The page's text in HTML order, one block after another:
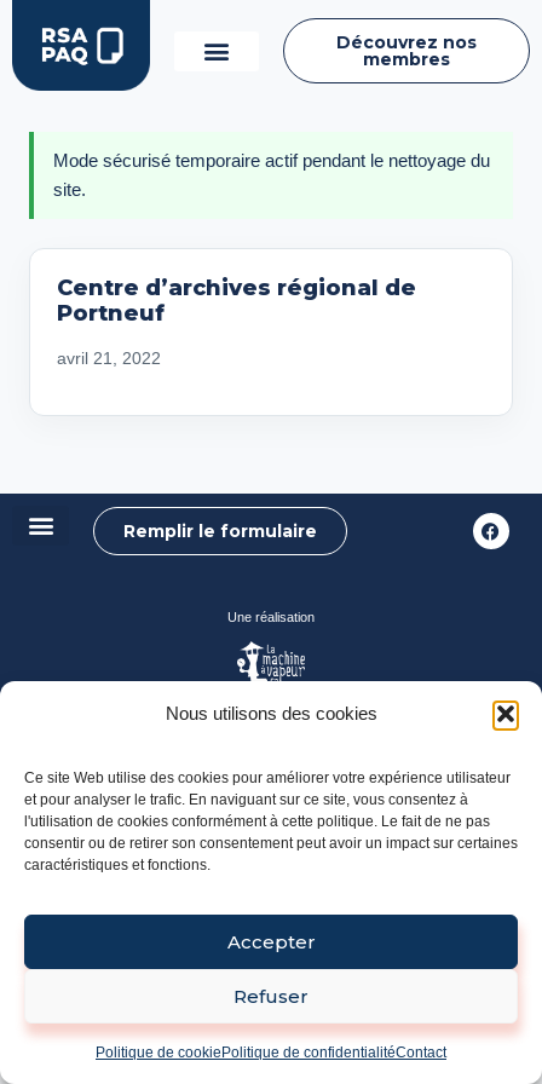
Nous utilisons des cookies
Ce site Web utilise des cookies pour améliorer votre expérience utilisateur
et pour analyser le trafic. En naviguant sur ce site, vous consentez à
l'utilisation de cookies conformément à cette politique. Le fait de ne pas
consentir ou de retirer son consentement peut avoir un impact sur certaines
caractéristiques et fonctions.
Accepter
Refuser
Politique de cookie Politique de confidentialitéContact
Découvrez nos
membres
Mode sécurisé temporaire actif pendant le nettoyage du
site.
Centre d’archives régional de
Portneuf
avril 21, 2022
Remplir le formulaire
Une réalisation